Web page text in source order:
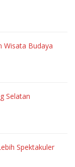
Wisata Budaya
Selatan
Spektakuler